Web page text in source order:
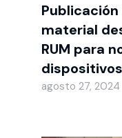
material
RUM para
agosto 27, 2024